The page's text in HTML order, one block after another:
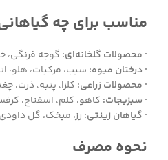
مناسب برای چه
· محصولات گلخانه‌ای: گوجه فرنگی،
· درختان میوه: سیب، مرکبات، هلو،
· محصولات زراعی: کلزا، پنبه، ذرت،
· سبزیجات: کاهو، کلم، اسفناج،
· گیاهان زینتی: رز، میخک، گل داودی
نحوه مصرف